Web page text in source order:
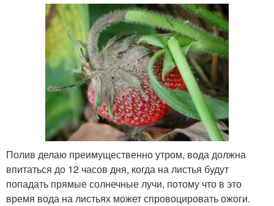
Полив делаю преимущественно утром, вода должна
впитаться до 12 часов дня, когда на листья будут
попадать прямые солнечные лучи, потому что в это
время вода на листьях может спровоцировать ожоги.